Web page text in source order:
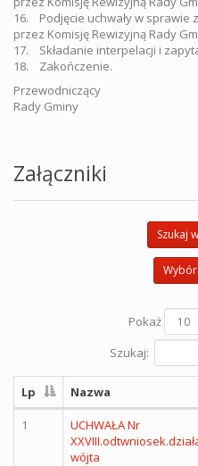
16. Podjęcie uchwały w
przez Komisję Rewizyjną Rady
17. Składanie interpelacji i
18. Zakończenie.
Przewodniczący
Rady Gminy
/-/ Andrzej
Załączniki
Szukaj
Pokaż
Szukaj:
Lp Nazwa
1
UCHWAŁA Nr
wójta